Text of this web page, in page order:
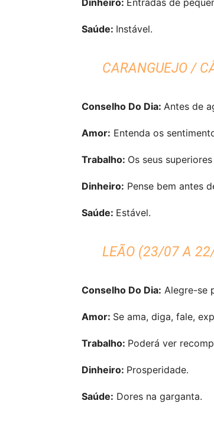
Dinheiro: Entradas de
Saúde: Instável.
CARANGUEJO /
Conselho Do Dia: Antes de
Amor: Entenda os
Trabalho: Os seus
Dinheiro: Pense bem antes
Saúde: Estável.
LEÃO (23/07 A
Conselho Do Dia: Alegre-se
Amor: Se ama, diga, fale,
Trabalho: Poderá ver
Dinheiro: Prosperidade.
Saúde: Dores na garganta.